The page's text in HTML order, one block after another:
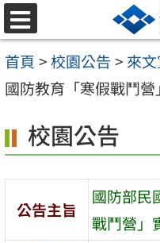
跳
至
主
要
容
區
選
單
首頁 >校園公告 > 來
國防教育「寒假戰鬥
校園公告
公告主旨
國防部民
戰鬥營」